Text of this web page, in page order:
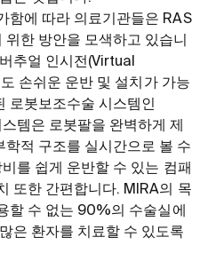
함에 따라 의료기관들은 RAS
한 방안을 모색하고 있습니
추얼 인시전(Virtual
손쉬운 운반 및 설치가 가능
로봇보조수술 시스템인
템은 로봇팔을 완벽하게 제
적 구조를 실시간으로 볼 수
를 쉽게 운반할 수 있는 컴패
또한 간편합니다. MIRA의 목
할 수 없는 90%의 수술실에
은 환자를 치료할 수 있도록